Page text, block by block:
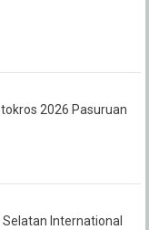
2026 Pasuruan
International